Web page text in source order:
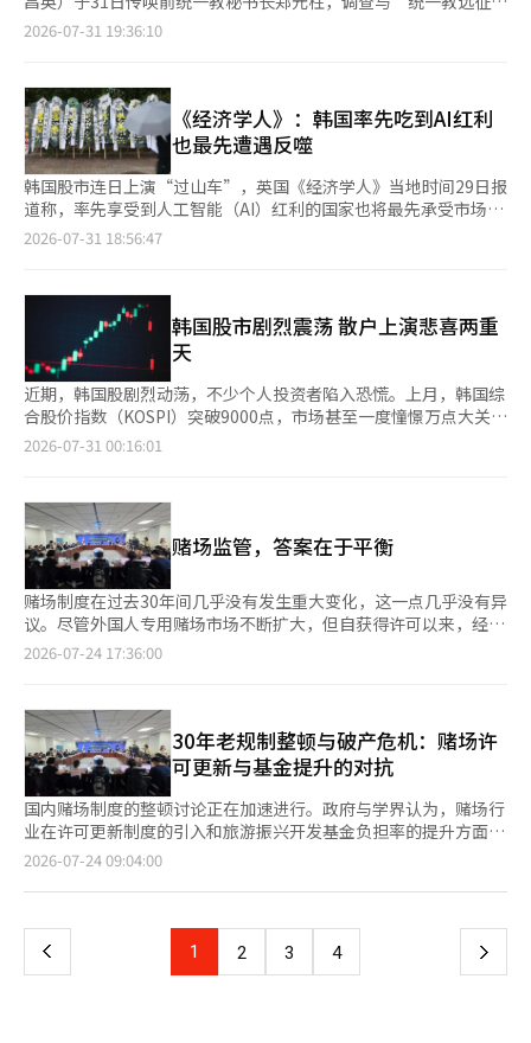
间和过渡措施也应充分讨论。如果标准不明确，市场的不安必然会
主张对就业和投资的影响，还需提供客观数据。仅仅在社会责任上
回避，而强调投资和竞争力，将难以说服舆论。 时间也不容乐
观。在日本大阪，梦岛综合度假村计划于2030年秋季开业。参与
的全球赌场运营商和大型资本的综合度假村开业后，东北亚的外国
游客吸引竞争将更加激烈。 在韩国沉迷于内部的监管争论时，竞
争对手却在提升设施、内容和营销能力。因此，不能以国际竞争力
为由放松管理和监督或要求特权。 所需的是投资者能够预测业务
的未来，公众能够信任赌场产业的框架。建立和维护这一框架是政
发展。※ 本报道经人工智能（AI）系统翻译与编辑。
而是正在考虑设立高收入区间，仅对超出部分适用15%的累进方
式。”并称实际的额外负担将远低于业界的估算。 对于以营业收
销售额为基准进行征收。”并指出：“1999年，宪法法院也曾一
致裁定以总销售额为基准征收费用并不侵犯平等权。” 此外，关
于五年一次的更新许可制度，文化体育观光部强调这与重新选择现
有经营者的“再许可”有所不同。该制度是定期检查是否持续满足
许可条件的“中期评估”性质。文化体育观光部表示：“世界主要
国家也在对赌场业进行定期审查，赌场业作为特许经营的行业，实
施无有效期的许可制度是极为罕见的。”※ 本报道经人工智能
海外办事处运营、广告和宣传费用等方面获得广泛支持。从1998
年到去年，赌场行业获得的运营资金贷款共计71笔，约915亿韩
文化体育观光部表示，主要赌场经营者的营业利润是扣除包括旅游
基金缴纳在内的各种营业费用后计算得出的，因此“营业利润的
50%至80%用于缴纳旅游基金”的说法是对会计概念的混淆。 关
于旅游基金负担率上调带来的负担规模，文化体育观光部表示与行
业估算存在差异。文化体育观光部正在考虑设立高营业额区间，仅
对超出该区间的部分适用15%的税率，因此将现行10%统一适用
15%的计算方式并不准确。此外，旅游基金是按赌场营业场所而非
法人征收的，因此实际负担可能会更低。具体的累进区间将在今后
许可”是不同的制度。该制度是定期检查许可条件和财务健康状况
的中期评估性质，只要保持许可条件就可以继续经营。文化体育观
光部指出，世界主要国家也对赌场行业实施定期审查，且在赌场行
业中无有效期的许可案例较为少见。在制度实施过程中，文化体育
观光部还计划设定宽限期，以保护现有经营者的信任。 关于外国
人专用赌场的监管水平，文化体育观光部也进行了补充说明。文化
体育观光部表示，外国人专用赌场在有限的竞争环境中稳定运营，
本报道经人工智能（AI）系统翻译与编辑。
业许可五年更新制度和旅游振兴开发基金负担上限的提高（从10%
提高至15%）将恶化旅游产业的投资环境，降低国家竞争力。他们
规模投资和就业，削弱整个行业的增长动力。 特别是，业界指
出，赌场业是根据营业额而非净利润来缴纳旅游振兴开发基金的结
构，因此即使是亏损的经营者也需承担基金负担，若负担上限提
高，将进一步加重企业的经营负担。 此外，若引入五年更新许可
制度，由于综合度假村项目需要投入数千亿至数万亿韩元，投资的
稳定性将受到损害，可能会抑制新投资和海外资本的引入。这可能
会动摇以综合度假村为中心的旅游产业的增长基础。 业界还指
出，周边国家如澳门、新加坡、菲律宾和日本等通过放宽监管和扩
国家的旅游竞争力。 在共同声明中，业界要求政府撤回赌场五年
更新许可制度、重新审议旅游振兴开发基金负担上限的提高方案，
并考虑促进旅游产业的增长和投资活化的政策转变。※ 本报道经
人工智能（AI）系统翻译与编辑。
博调查平息”相关的疑云。 特检团队于31日上午10时开始对郑元
的统一教高层的海外远征赌博疑云后，未进行调查，并将相关信息
泄露给政治界以平息事件。 2022年6月，春川警方接获情报，称韩
总裁等统一教高层在2008至2011年间于美国拉斯维加斯赌场进行
约600亿韩元的赌博。 然而，由于前国民力量议员权成东的介入，
警方在调查前相关信息已流入政治界，导致调查被平息的疑云浮
现。 实际上，统一教方面在获知情报内容后，已开始准备应对调
查的迹象也被捕捉到。 此前，负责调查此案的金建熙特检团队
（特别检察官闵重基）已对与警方情报往来的权成东及韩总裁等人
尚未完成。 综合特检团队认为，尹锡悦前总统当选后被提名为首
任警察厅长的尹熙根可能参与了调查平息，正在继续调查。 今年4
月，特检团队对警察厅、江原道警察厅及春川警察署进行了搜查，
并对尹熙根进行了两次嫌疑人调查。 同时，还对前统一教世界总
部负责人尹永浩及当时警察厅犯罪情报科的警员进行了证人调查。
※ 本报道经人工智能（AI）系统翻译与编辑。
2026-07-31 19:36:10
《经济学人》：韩国率先吃到AI红利
也最先遭遇反噬
韩国股市连日上演“过山车”，英国《经济学人》当地时间29日报
道称，率先享受到人工智能（AI）红利的国家也将最先承受市场动
荡造成的冲击。 报道中指出，自上月股价触顶后，三星电子和SK
者。但即便SK海力士最新季度营业利润同比增长了6倍，但投资者
仍认为未及预期，股价一周内跌幅超过20%。三星电子股价波动幅
度也创下互联网泡沫时期后的新高。 根据市场预测，到明年全球
仅有三家企业自由现金流有望超过2000亿美元，分别是美国AI芯
片设计企业英伟达，以及韩国的三星电子和SK海力士。
Alphabet、亚马逊、Meta和微软四家科技巨头的自由现金流合计
预计将为负数。原因在于这四家企业持续向数据中心投入巨额资
金，其中相当一部分流向了英伟达AI芯片以及三星、SK海力士存储
涨。报道提及2024年底发生的紧急戒严事件，将其描述为“失败
的政变”，政府随后通过提振股市安抚民心，令KOSPI指数短期内
达到既定目标。 随着大量资金涌入股市，韩国资本市场出现明显
过热迹象。大量新晋散户投资者将资金从保险公司和银行转移至股
市。 推动泡沫扩大的另一因素是4月批准推出的个股杠杆ETF。这
类产品可放大个股每日涨跌幅，但上月由于开始出现抛售势头，大
量投资账户因追加保证金失败而遭遇强制平仓。金融监管部门已暂
停新的ETF上市，并承诺将加强相关产品监督。 报道还援引韩国政
水，消费信心同步走弱，连百货零售企业股价也出现与半导体板块
相近的跌幅，市场担忧投资者将扣紧钱包节省消费。 对于未来走
势，《经济学人》认为，关键在于全球存储芯片价格何时见顶。乐
观派认为，数据中心建设和机器人产业发展将使芯片供应持续紧
张，供不应求局面可能延续至2030年代；但越来越多分析人士认
为，与历史上其他大宗商品类似，新产能将在未来一至两年集中释
放，届时价格和企业利润都将面临下行压力。 此外，中国存储芯
片企业正在快速追赶，长鑫存储日前创下中国半导体企业IPO融资
能面临来自中国开源大模型的竞争压力。 《经济学人》认为，目
前支撑整个AI产业链的重要力量仍是英伟达。黄仁勋正持续推动大
型合作项目，包括协商为OpenAI价值2500亿美元的数据中心租赁
2026-07-31 18:56:47
韩国股市剧烈震荡 散户上演悲喜两重
天
近期，韩国股剧烈动荡，不少个人投资者陷入恐慌。上月，韩国综
合股价指数（KOSPI）突破9000点，市场甚至一度憧憬万点大关。
面对持续升温的行情，“只有我没上车”的FOMO（错失恐惧）情
户群体中迅速蔓延。 韩国交易所数据显示，本月29日，KOSPI较
前一交易日下跌5.98%，收报5663.23点，盘中一度跌至5262.77
点，连续第二个交易日触发卖出侧熔断机制；KOSDAQ当天下跌
6.12%，收报662.68点，同样触发熔断机制。这也是KOSPI与
KOSDAQ市场历史上首次连续两个交易日同时触发熔断机制。 股
市急挫给韩国散户带来沉重打击。面对不断扩大的跌幅，不少散户
选择持续加仓以摊薄持仓成本，却在行情进一步下探的过程中越套
越深，部分投资者账户亏损已超过本金的一半，市场风险偏好也随
跌时追加买入了价值300多万韩元（约合人民币1.4万元）的股票，
没想到第二天股价继续走低，如今已无力继续加码，只能“听天由
命”。上班族李先生则调侃道：“外面是酷暑，我的股票账户却是
一片‘蓝色阴雨天’。”他坦言，看到朋友在上涨行情中及时获利
离场，难免懊恼。 类似情绪也蔓延至韩国各大网络社区和社交平
台。不少网友晒出投资亏损截图，并留言“退出股市”“这是人生
中最大的恐惧”。与此同时，晒出巨额亏损的“账户认证帖”频繁
出现，折射出本轮暴跌给散户造成的心理冲击。 不过，在市场大
幅震荡的另一面，一些成功避开下跌的投资者则暗自庆幸。近
与投资、从而躲过亏损而产生的轻松与满足感。有网民表示，自己
约一个月前卖出了三星电子股票，此后股价一度走高，身边不少人
认为他离场过早，他本人当时也曾懊悔；但随着市场随后持续下
2026-07-31 00:16:01
赌场监管，答案在于平衡
赌场制度在过去30年间几乎没有发生重大变化，这一点几乎没有异
议。尽管外国人专用赌场市场不断扩大，但自获得许可以来，经营
者的资格和经营状况的持续检查制度实际上没有得到实质性改进。
各方对这些问题的看法差异显而易见。政府和学界主张应加强公共
性和管理体系，而业界则对可能威胁生存的监管表示谨慎。争论的
焦点是五年一次的更新许可制度的引入和旅游振兴开发基金的负担
比例调整。 政府的担忧是可以理解的。赌场业与一般旅游业不
同，是国家有限许可的行业。政府希望建立定期检查经营者财务健
康、合规经营和治理结构的机制，并根据行业规模的扩大，合理调
整公共责任。 在海外，实施更新许可制度的案例并不少见。然
而，制度相同并不意味着市场环境也相同。许多海外综合度假村是
基于国内需求，但国内的外国人专用赌场市场结构从一开始就不
给我留下深刻印象的是政府和业界的观点都没有错。 政府谈到了
行业的透明度和公共性，而业界则提高了对生存的担忧。 实际
2026-07-24 17:36:00
30年老规制整顿与破产危机：赌场许
可更新与基金提升的对抗
国内赌场制度的整顿讨论正在加速进行。政府与学界认为，赌场行
业在许可更新制度的引入和旅游振兴开发基金负担率的提升方面存
在激烈的对抗。政府和学界主张需要改善制度以提高赌场产业的公
反映外国人专用赌场的经营现实。 赵桂源民主党议员办公室与韩
助的《旅游强国时代，赌场业制度现代化方向》讨论会于23日在首
尔汝矣岛国会议员会馆举行。 当天的讨论会有赵桂源议员、韩国
2026-07-24 09:04:00
上
页
1 2 3 4 下